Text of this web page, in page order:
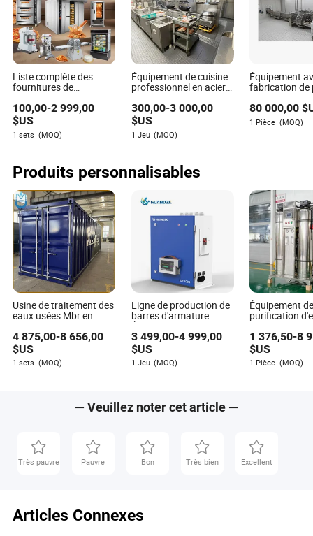
Liste complète des
fournitures de
Guangzhou, Chine, prix
CE, machine
automatique
industrielle de cuisson,
mini four à pain
boulangerie à vendre,
100,00-2 999,00
$US
1 sets (MOQ)
Équipement de cuisine
professionnel en acier
inoxydable pour
l'industrie hôtelière et la
restauration
300,00-3 000,00
$US
1 Jeu (MOQ)
Équipement
fabrication de
d'œuf pour
industriel
80 000,00
1 Pièce (MOQ)
Produits personnalisables
Usine de traitement des
eaux usées Mbr en
portable Équipement de
traitement des eaux
usées industrielles pour
les industries agricoles
4 875,00-8 656,00
$US
1 sets (MOQ)
Ligne de production de
barres d'armature
Équipement industriel
automatique Machine
de soudage par points
Équipement de
soudage
3 499,00-4 999,00
$US
1 Jeu (MOQ)
Équipement
purification
équipement de
traitement
portable par
inverse
1 376,50-8
$US
1 Pièce (MOQ)
— Veuillez noter cet article —
Très pauvre Pauvre Bon Très bien Excellent
Articles Connexes